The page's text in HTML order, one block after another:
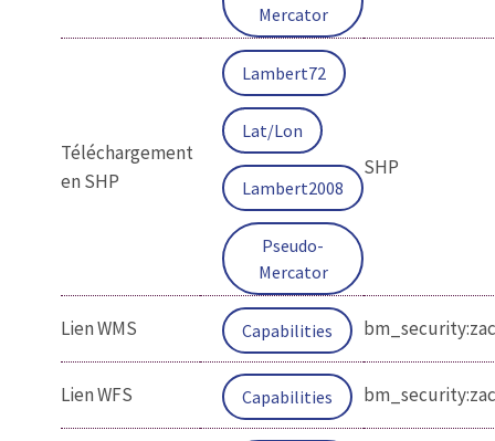
Mercator
Téléchargement
en SHP
Lambert72
Lat/Lon
Lambert2008
Pseudo-
Mercator
SHP
Lien WMS Capabilities
Lien WFS Capabilities